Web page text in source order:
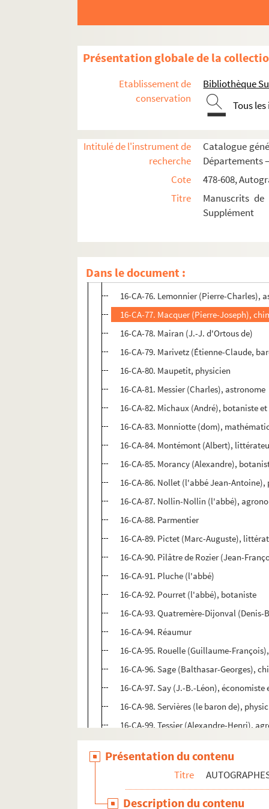
Présentation globale de la
Etablissement de
conservation
Bibliothèque
Tous
Intitulé de l'instrument de
recherche
Catalogue
Départements
Cote
478-608,
Titre
Manuscrits
Supplément
Dans le document :
16-CA-63. Labillardière (Jacques-
16-CA-65. La Condamine (Charles-
16-CA-67. La Hire (Philippe de),
16-CA-68. Lalande
16-CA-69. Lamanon (le chevalier de)
16-CA-70. Lamarck (J.-B.-Pierre-
16-CA-71. Lamettrie (Jean-Claude
16-CA-73. Lefèvre-Gineau, de l'Institut
16-CA-74. Leroy (Jean-Baptiste),
16-CA-75. L'Héritier de Brutelle
16-CA-76. Lemonnier (Pierre-Charles),
16-CA-77. Macquer (Pierre-Joseph),
16-CA-78. Mairan (J.-J. d'Ortous de)
16-CA-79. Marivetz (Étienne-Claude,
16-CA-80. Maupetit, physicien
16-CA-81. Messier (Charles), astronome
16-CA-82. Michaux (André), botaniste
16-CA-83. Monniotte (dom),
16-CA-84. Montémont (Albert),
16-CA-85. Morancy (Alexandre),
16-CA-86. Nollet (l'abbé Jean-Antoine),
16-CA-87. Nollin-Nollin (l'abbé),
16-CA-88. Parmentier
16-CA-89. Pictet (Marc-Auguste),
16-CA-90. Pilâtre de Rozier (Jean-
16-CA-91. Pluche (l'abbé)
16-CA-92. Pourret (l'abbé), botaniste
16-CA-93. Quatremère-Dijonval
16-CA-94. Réaumur
16-CA-95. Rouelle (Guillaume-
16-CA-96. Sage (Balthasar-Georges),
16-CA-97. Say (J.-B.-Léon),
16-CA-98. Servières (le baron de),
16-CA-99. Tessier (Alexandre-Henri),
16-CA-100. Thoré (Étienne-Joseph-
16-CA-101. Tillet (Mathieu), agronome
16-CA-102. Thouin (Oscar-Leclerc),
16-CA-103. Tourette (Claret de),
Présentation du contenu
Titre
Description du contenu